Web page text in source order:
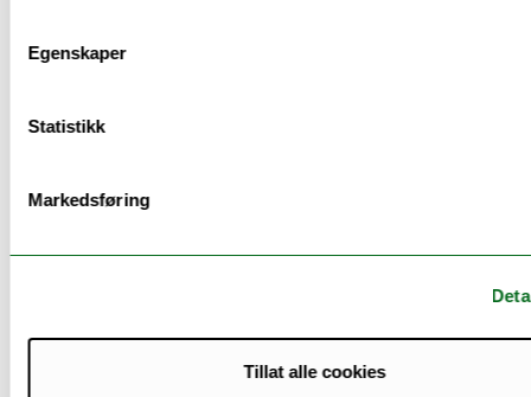
Egenskaper
Statistikk
Markedsføring
Tillat alle cookies
Timeplan